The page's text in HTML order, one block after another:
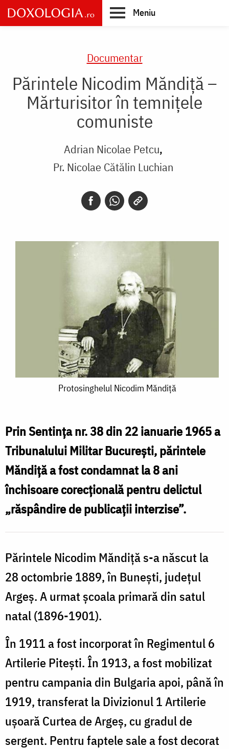
Skip
to
main
Meniu
Documentar
Părintele Nicodim Măndiță –
Mărturisitor în temnițele
comuniste
Adrian Nicolae Petcu
Pr. Nicolae Cătălin Luchian
ProtosinghelulProtosinghelul Nicodim Măndiță
Prin Sentința nr. 38 din 22 ianuarie 1965 a
Tribunalului Militar București, părintele
Măndiță a fost condamnat la 8 ani
închisoare corecțională pentru delictul
„răspândire de publicații interzise”.
Părintele Nicodim Măndiță s-a născut la
28 octombrie 1889, în Bunești, județul
Argeș. A urmat școala primară din satul
natal (1896-1901).
În 1911 a fost incorporat în Regimentul 6
Artilerie Pitești. În 1913, a fost mobilizat
pentru campania din Bulgaria apoi, până în
1919, transferat la Divizionul 1 Artilerie
ușoară Curtea de Argeș, cu gradul de
sergent. Pentru faptele sale a fost decorat